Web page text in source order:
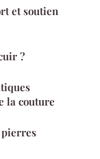
et soutien
?
la couture
pierres